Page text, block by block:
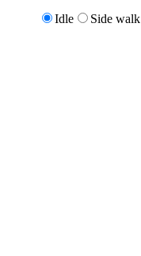
Idle Side walk